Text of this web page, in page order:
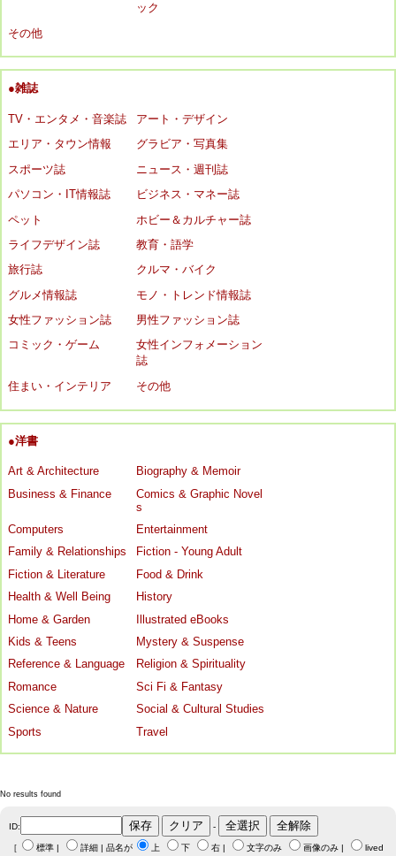
ック
その他
●雑誌
TV・エンタメ・音楽誌
アート・デザイン
エリア・タウン情報
グラビア・写真集
スポーツ誌
ニュース・週刊誌
パソコン・IT情報誌
ビジネス・マネー誌
ペット
ホビー＆カルチャー誌
ライフデザイン誌
教育・語学
旅行誌
クルマ・バイク
グルメ情報誌
モノ・トレンド情報誌
女性ファッション誌
男性ファッション誌
コミック・ゲーム
女性インフォメーション
誌
住まい・インテリア
その他
●洋書
Art & Architecture
Biography & Memoir
Business & Finance
Comics & Graphic Novel
s
Computers
Entertainment
Family & Relationships
Fiction - Young Adult
Fiction & Literature
Food & Drink
Health & Well Being
History
Home & Garden
Illustrated eBooks
Kids & Teens
Mystery & Suspense
Reference & Language
Religion & Spirituality
Romance
Sci Fi & Fantasy
Science & Nature
Social & Cultural Studies
Sports
Travel
No results found
ID: -
［ 標準 詳細 | 品名が 上 下 右 文字のみ 画像のみ lived